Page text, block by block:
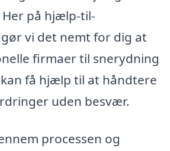
på hjælp-til-
vi det nemt for dig at
firmaer til snerydning
kan få hjælp til at håndtere
uden besvær.
processen og